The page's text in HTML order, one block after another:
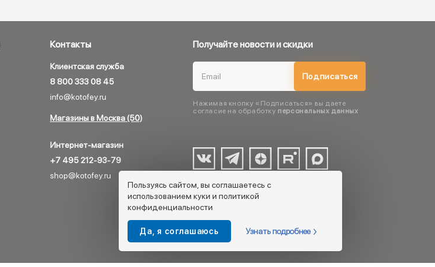
Контакты
Клиентская служба
8 800 333 08 45
info@kotofey.ru
Магазины в Москва (50)
Интернет-магазин
+7 495 212-93-79
shop@kotofey.ru
Получайте новости и скидки
Подписаться
Нажимая кнопку «Подписаться» вы даете
согласие на обработку персональных данных
Пользуясь сайтом, вы соглашаетесь с
использованием куки и политикой
конфиденциальности
Да, я соглашаюсь Узнать подробнее